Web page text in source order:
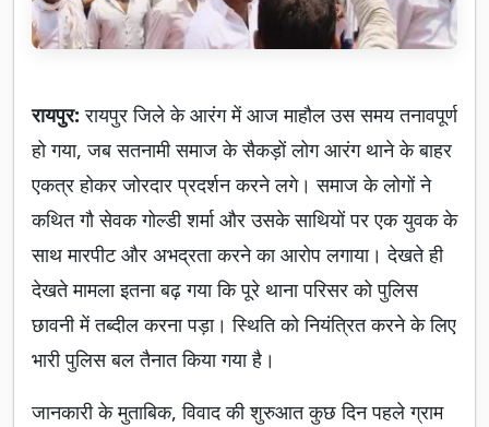
रायपुर:रायपुर जिले के आरंग में आज माहौल उस समय तनावपूर्ण
हो गया, जब सतनामी समाज के सैकड़ों लोग आरंग थाने के बाहर
एकत्र होकर जोरदार प्रदर्शन करने लगे। समाज के लोगों ने
कथित गौ सेवक गोल्डी शर्मा और उसके साथियों पर एक युवक के
साथ मारपीट और अभद्रता करने का आरोप लगाया। देखते ही
देखते मामला इतना बढ़ गया कि पूरे थाना परिसर को पुलिस
छावनी में तब्दील करना पड़ा। स्थिति को नियंत्रित करने के लिए
भारी पुलिस बल तैनात किया गया है।
जानकारी के मुताबिक, विवाद की शुरुआत कुछ दिन पहले ग्राम